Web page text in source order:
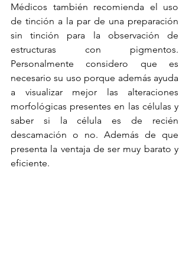
Médicos también recomienda el uso
de tinción a la par de una preparación
sin tinción para la observación de
estructuras con pigmentos.
Personalmente considero que es
necesario su uso porque además ayuda
a visualizar mejor las alteraciones
morfológicas presentes en las células y
saber si la célula es de recién
descamación o no. Además de que
presenta la ventaja de ser muy barato y
eficiente.